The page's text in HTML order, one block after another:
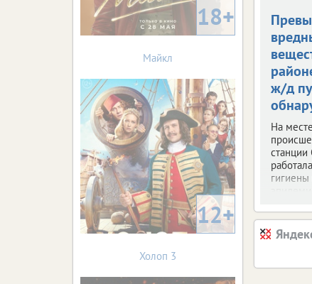
ж/д
На месте
станции
гигиены
18+
Майкл
12+
Холоп 3